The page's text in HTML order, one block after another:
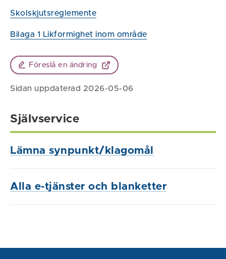
Skolskjutsreglemente
Bilaga 1 Likformighet inom område
Föreslå en ändring
Sidan uppdaterad 2026-05-06
Självservice
Lämna synpunkt/klagomål
Alla e-tjänster och blanketter